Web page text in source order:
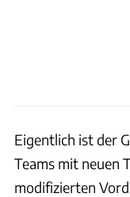
Eigentlich ist der
Teams mit neuen
modifizierten